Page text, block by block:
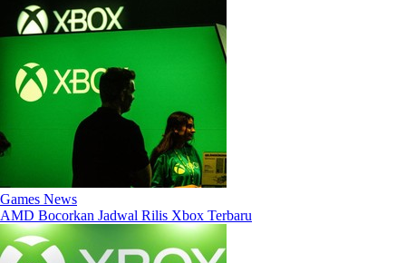
Games News
AMD Bocorkan Jadwal Rilis Xbox Terbaru